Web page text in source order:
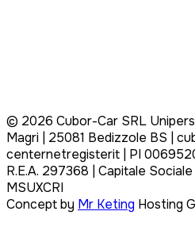
© 2026 Cubor-Car SRL
Magri | 25081 Bedizzole BS |
centernetregisterit | PI
R.E.A. 297368 | Capitale
MSUXCRI
Concept by Mr Keting Hosting